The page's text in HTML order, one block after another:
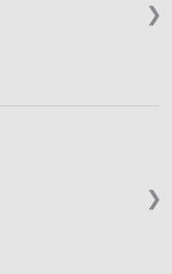
❯
❯